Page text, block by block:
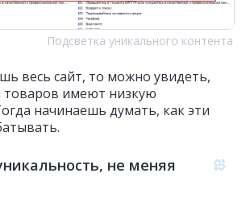
Подсветка уникального контента
весь сайт, то можно увидеть,
товаров имеют низкую
начинаешь думать, как эти
не меняя